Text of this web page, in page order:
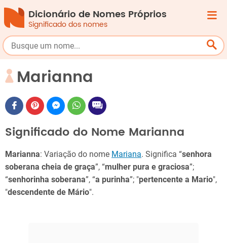
Dicionário de Nomes Próprios
Significado dos nomes
Marianna
Significado do Nome Marianna
Marianna: Variação do nome Mariana. Significa “senhora
soberana cheia de graça”, “mulher pura e graciosa”;
“senhorinha soberana”, “a purinha”; "pertencente a Mario",
"descendente de Mário".